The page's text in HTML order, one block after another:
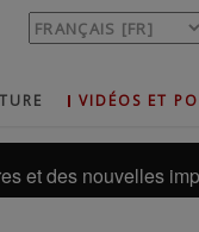
VIDÉOS ET
et des nouvelles